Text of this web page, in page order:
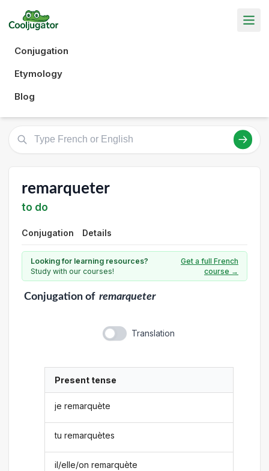
Conjugation
Etymology
Blog
remarqueter
to do
Conjugation Details
Looking for learning resources?
Study with our courses!
Get a full French
course →
Conjugationof remarqueter
Translation
Present tense
je remarquète
tu remarquètes
il/elle/on remarquète